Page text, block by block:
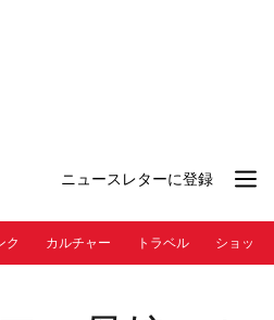
ニュースレターに登録
ク カルチャー トラベル ショッピ